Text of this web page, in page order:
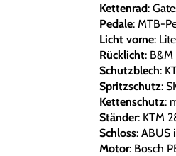
Kettenrad:
Pedale: MTB-
Licht vorne:
Rücklicht:
Schutzblech:
Spritzschutz:
Kettenschutz:
Ständer: KTM
Schloss: ABUS
Motor: Bosch